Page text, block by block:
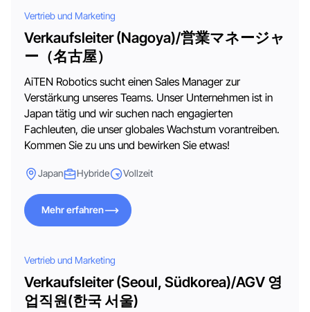
Vertrieb und Marketing
Verkaufsleiter (Nagoya)/営業マネージャ
ー（名古屋）
AiTEN Robotics sucht einen Sales Manager zur
Verstärkung unseres Teams. Unser Unternehmen ist in
Japan tätig und wir suchen nach engagierten
Fachleuten, die unser globales Wachstum vorantreiben.
Kommen Sie zu uns und bewirken Sie etwas!
Japan Hybride Vollzeit
Mehr erfahren
Vertrieb und Marketing
Verkaufsleiter (Seoul, Südkorea)/AGV 영
업직원(한국 서울)